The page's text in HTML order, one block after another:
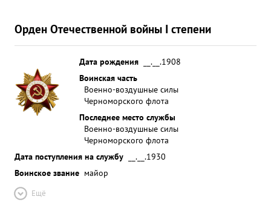
Орден Отечественной войны I степени
Дата рождения
__.__.1908
Воинская часть
Военно-воздушные силы
Черноморского флота
Последнее место службы
Военно-воздушные силы
Черноморского флота
Дата поступления на службу
__.__.1930
Воинское звание майор
Ещё